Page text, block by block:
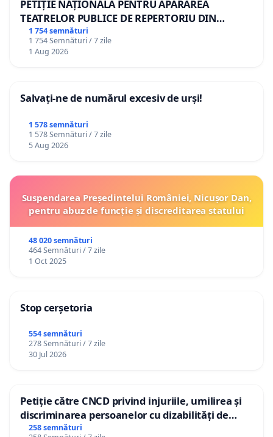
PETIȚIE NAȚIONALĂ PENTRU APĂRAREA
TEATRELOR PUBLICE DE REPERTORIU DIN
ROMÂNIA
1 754 semnături
1 754 Semnături / 7 zile
1 Aug 2026
Salvați-ne de numărul excesiv de urși!
1 578 semnături
1 578 Semnături / 7 zile
5 Aug 2026
Suspendarea Președintelui României, Nicușor Dan,
pentru abuz de funcție și discreditarea statului
48 020 semnături
464 Semnături / 7 zile
1 Oct 2025
Stop cerșetoria
554 semnături
278 Semnături / 7 zile
30 Jul 2026
Petiție către CNCD privind injuriile, umilirea și
discriminarea persoanelor cu dizabilități de
către utilizatorul TikTok „Gorici”
258 semnături